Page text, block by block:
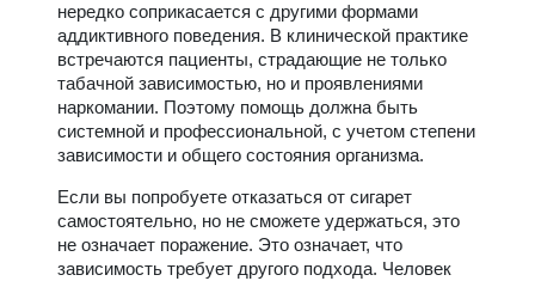
нередко соприкасается с другими формами
аддиктивного поведения. В клинической практике
встречаются пациенты, страдающие не только
табачной зависимостью, но и проявлениями
наркомании. Поэтому помощь должна быть
системной и профессиональной, с учетом степени
зависимости и общего состояния организма.
Если вы попробуете отказаться от сигарет
самостоятельно, но не сможете удержаться, это
не означает поражение. Это означает, что
зависимость требует другого подхода. Человек